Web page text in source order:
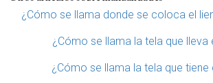
¿Cómo se llama donde se coloca el
¿Cómo se llama la tela que lleva
¿Cómo se llama la tela que tiene